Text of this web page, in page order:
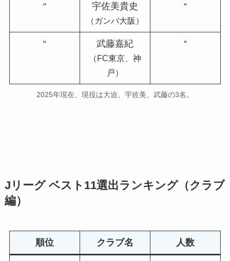
“ 宇佐美貴史
（ガンバ大阪）
“
“ 武藤嘉紀
（FC東京、神
戸）
“
2025年現在、現役は大迫、宇佐美、武藤の3名。
Jリーグ ベスト11選出ランキング（クラブ
編）
順位 クラブ名 人数